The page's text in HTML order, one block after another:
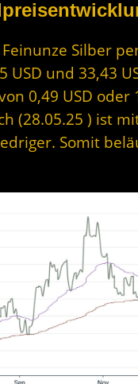
Silber
USD und 33,43
0,49 USD
(28.05.25 ) ist
Somit